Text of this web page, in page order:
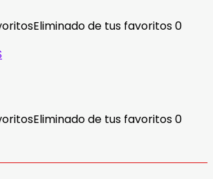
€.
Eliminado de tus favoritos0
Eliminado de tus favoritos0